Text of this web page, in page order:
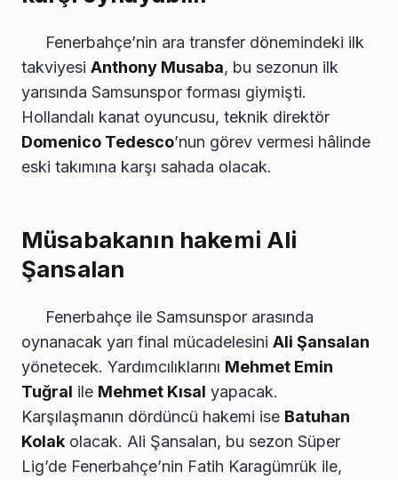
Fenerbahçe’nin ara transfer dönemindeki ilk
takviyesi Anthony Musaba, bu sezonun ilk
yarısında Samsunspor forması giymişti.
Hollandalı kanat oyuncusu, teknik direktör
Domenico Tedesco’nun görev vermesi hâlinde
eski takımına karşı sahada olacak.
Müsabakanın hakemi Ali
Şansalan
Fenerbahçe ile Samsunspor arasında
oynanacak yarı final mücadelesini Ali Şansalan
yönetecek. Yardımcılıklarını Mehmet Emin
Tuğral ile Mehmet Kısal yapacak.
Karşılaşmanın dördüncü hakemi ise Batuhan
Kolak olacak. Ali Şansalan, bu sezon Süper
Lig’de Fenerbahçe’nin Fatih Karagümrük ile,